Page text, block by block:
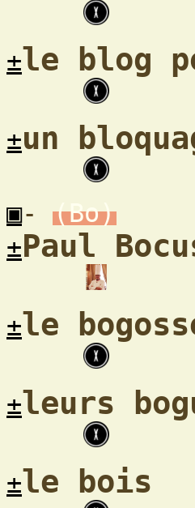
±le blog
±un
▣-
(Bo)
±Paul
±le
±leurs
±le bois